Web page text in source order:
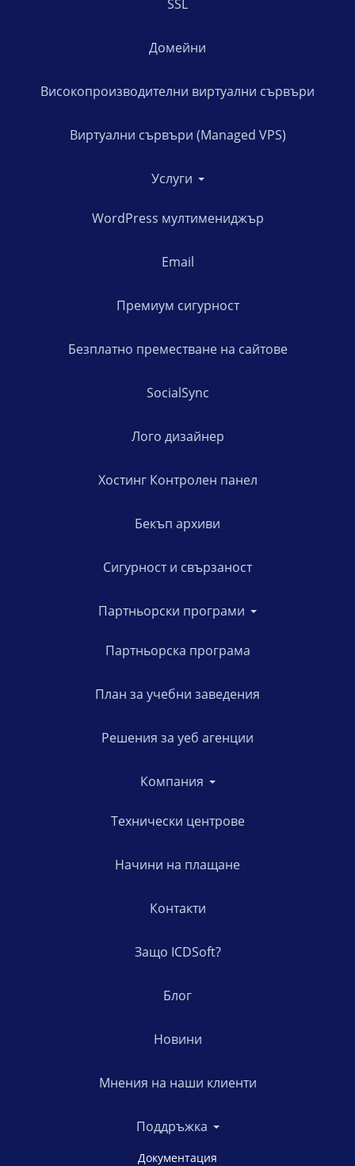
SSL
Домейни
Високопроизводителни виртуални сървъри
Виртуални сървъри (Managed VPS)
Услуги
WordPress мултимениджър
Email
Премиум сигурност
Безплатно преместване на сайтове
SocialSync
Лого дизайнер
Хостинг Контролен панел
Бекъп архиви
Сигурност и свързаност
Партньорски програми
Партньорска програма
План за учебни заведения
Решения за уеб агенции
Компания
Технически центрове
Начини на плащане
Контакти
Защо ICDSoft?
Блог
Новини
Мнения на наши клиенти
Поддръжка
Документация